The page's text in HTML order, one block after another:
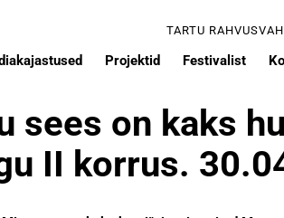
TARTU
Projektid Festivalist
sees on kaks
II korrus.